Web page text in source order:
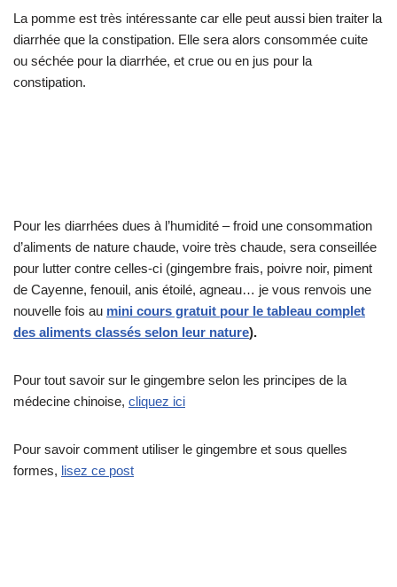
La pomme est très intéressante car elle peut aussi bien traiter la
diarrhée que la constipation. Elle sera alors consommée cuite
ou séchée pour la diarrhée, et crue ou en jus pour la
constipation.
Pour les diarrhées dues à l’humidité – froid une consommation
d’aliments de nature chaude, voire très chaude, sera conseillée
pour lutter contre celles-ci (gingembre frais, poivre noir, piment
de Cayenne, fenouil, anis étoilé, agneau… je vous renvois une
nouvelle fois au mini cours gratuit pour le tableau complet
des aliments classés selon leur nature).
Pour tout savoir sur le gingembre selon les principes de la
médecine chinoise, cliquez ici
Pour savoir comment utiliser le gingembre et sous quelles
formes, lisez ce post